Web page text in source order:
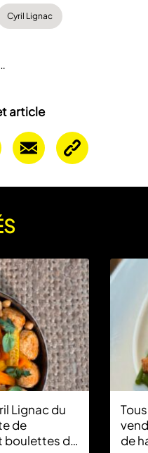
article
Cyril Lignac
Lignac du
de
boulettes de
de